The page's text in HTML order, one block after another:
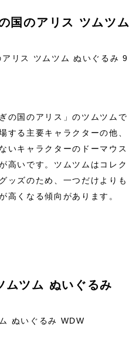
国のアリス ツムツム
の国のアリス」のツムツムで
する主要キャラクターの他、
いキャラクターのドーマウス
高いです。ツムツムはコレク
ッズのため、一つだけよりも
高くなる傾向があります。
ツム ぬいぐるみ